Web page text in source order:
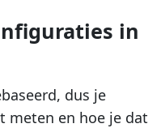
in
dus je
meten en hoe je dat